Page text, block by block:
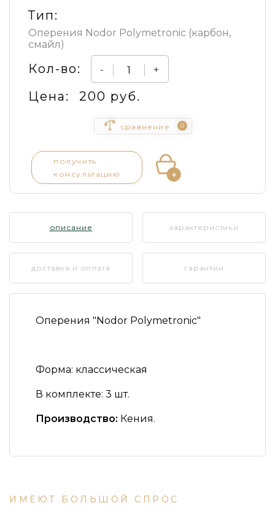
Тип:
Оперения Nodor Polymetronic (карбон,
смайл)
Кол-во: - +
Цена: 200 руб.
сравнение 0
получить
консультацию
описание характеристики
доставка и оплата гарантии
Оперения "Nodor Polymetronic"
Форма: классическая
В комплекте: 3 шт.
Производство: Кения.
ИМЕЮТ БОЛЬШОЙ СПРОС